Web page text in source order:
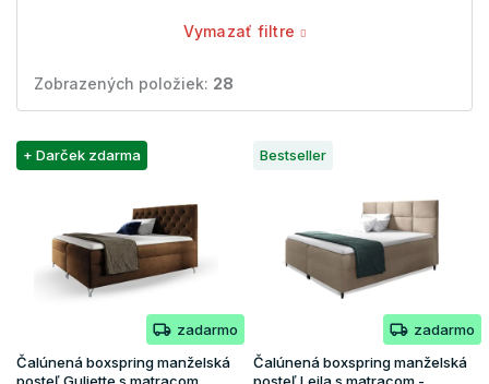
Vymazať filtre
Zobrazených položiek: 28
V
ý
u
+ Darček zdarma
zadarmo
Čalúnená boxspring manželská
Bestseller
zadarmo
Čalúnená boxspring manželská